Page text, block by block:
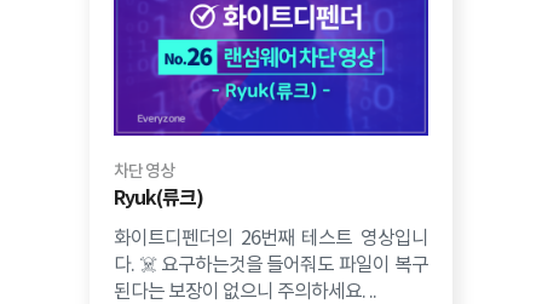
차단 영상
Ryuk(류크)
화이트디펜더의 26번째 테스트 영상입니
다. ☠️ 요구하는것을 들어줘도 파일이 복구
된다는 보장이 없으니 주의하세요. ..